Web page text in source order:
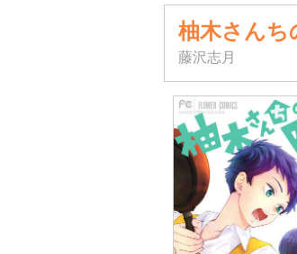
柚木さんち
藤沢志月